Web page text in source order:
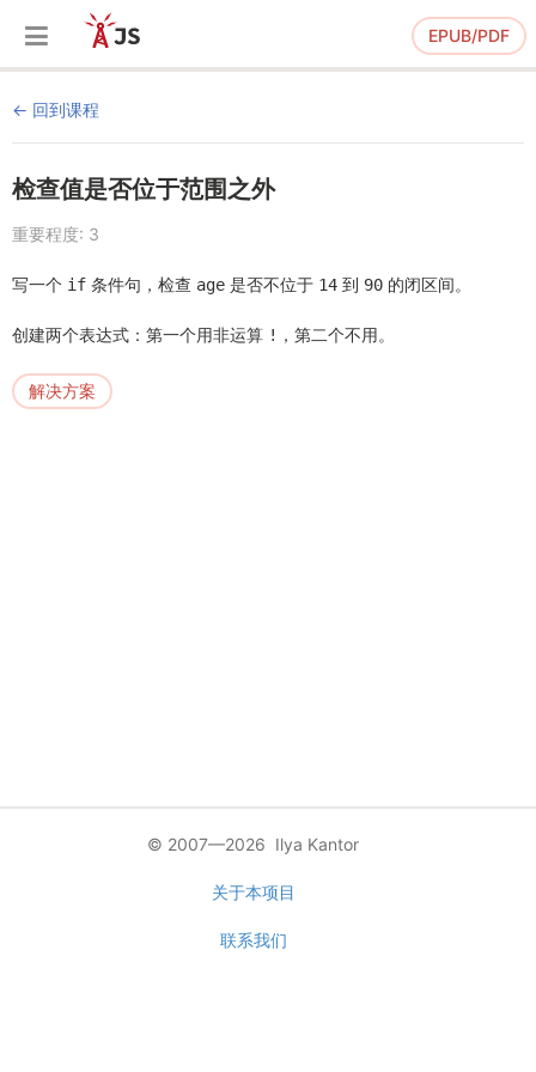
EPUB/PDF
回到课程
检查值是否位于范围之外
重要程度: 3
写一个 if 条件句，检查 age 是否不位于 14 到 90 的闭区间。
创建两个表达式：第一个用非运算 ! ，第二个不用。
解决方案
© 2007—2026 Ilya Kantor
关于本项目
联系我们